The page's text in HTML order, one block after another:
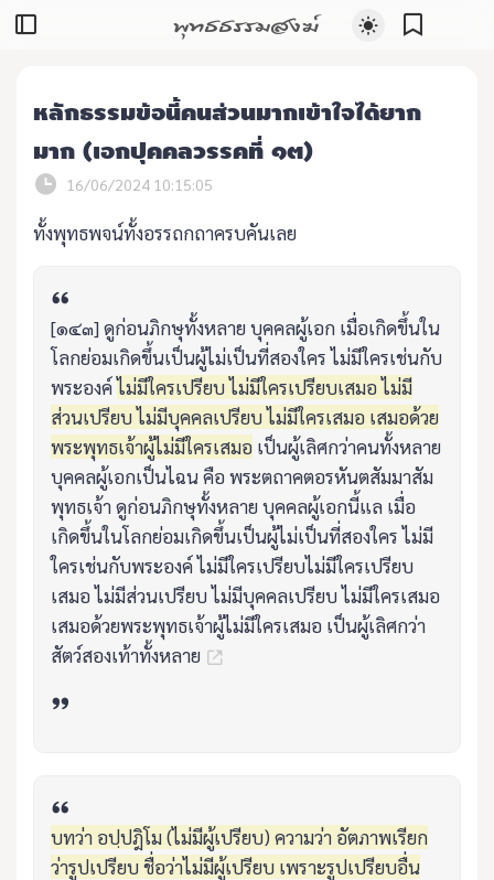
พุทธธรรมสงฆ์
หลักธรรมข้อนี้คนส่วนมากเข้าใจได้ยาก
มาก (เอกปุคคลวรรคที่ ๑๓)
16/06/2024 10:15:05
ทั้งพุทธพจน์ทั้งอรรถกถาครบคันเลย
[๑๔๓] ดูก่อนภิกษุทั้งหลาย บุคคลผู้เอก เมื่อเกิดขึ้นใน
โลกย่อมเกิดขึ้นเป็นผู้ไม่เป็นที่สองใคร ไม่มีใครเช่นกับ
พระองค์ไม่มีใครเปรียบ ไม่มีใครเปรียบเสมอ ไม่มี
ส่วนเปรียบ ไม่มีบุคคลเปรียบ ไม่มีใครเสมอ เสมอด้วย
พระพุทธเจ้าผู้ไม่มีใครเสมอ เป็นผู้เลิศกว่าคนทั้งหลาย
บุคคลผู้เอกเป็นไฉน คือ พระตถาคตอรหันตสัมมาสัม
พุทธเจ้า ดูก่อนภิกษุทั้งหลาย บุคคลผู้เอกนี้แล เมื่อ
เกิดขึ้นในโลกย่อมเกิดขึ้นเป็นผู้ไม่เป็นที่สองใคร ไม่มี
ใครเช่นกับพระองค์ ไม่มีใครเปรียบไม่มีใครเปรียบ
เสมอ ไม่มีส่วนเปรียบ ไม่มีบุคคลเปรียบ ไม่มีใครเสมอ
เสมอด้วยพระพุทธเจ้าผู้ไม่มีใครเสมอ เป็นผู้เลิศกว่า
สัตว์สองเท้าทั้งหลาย
บทว่า อปฺปฎิโม (ไม่มีผู้เปรียบ) ความว่า อัตภาพเรียก
ว่ารูปเปรียบ ชื่อว่าไม่มีผู้เปรียบ เพราะรูปเปรียบอื่น